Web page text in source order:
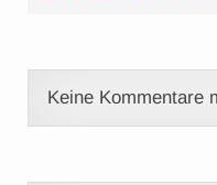
Keine Kommentare